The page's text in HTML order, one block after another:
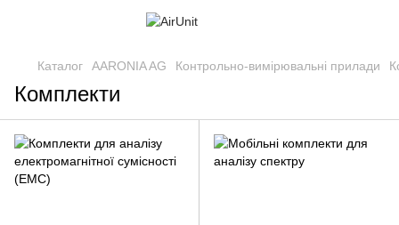
Каталог AARONIA AG Контрольно-вимірювальні прилади
Комплекти